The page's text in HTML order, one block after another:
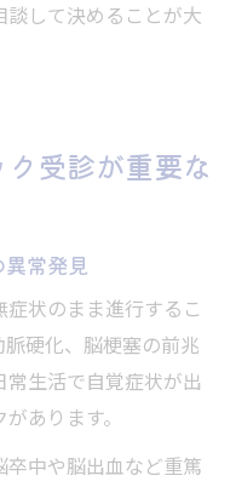
して決めることが大
受診が重要な
常発見
状のまま進行するこ
硬化、脳梗塞の前兆
生活で自覚症状が出
あります。
中や脳出血など重篤